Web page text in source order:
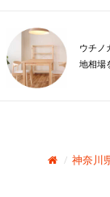
ウチノ
地相場
神奈川